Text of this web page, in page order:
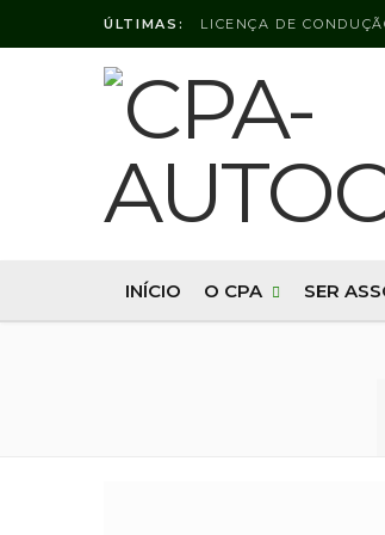
ÚLTIMAS:
INÍCIO O CPA SER